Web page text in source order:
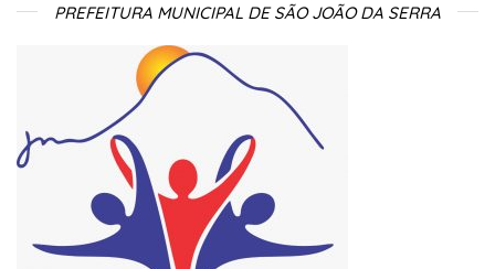
PREFEITURA MUNICIPAL DE SÃO JOÃO DA SERRA